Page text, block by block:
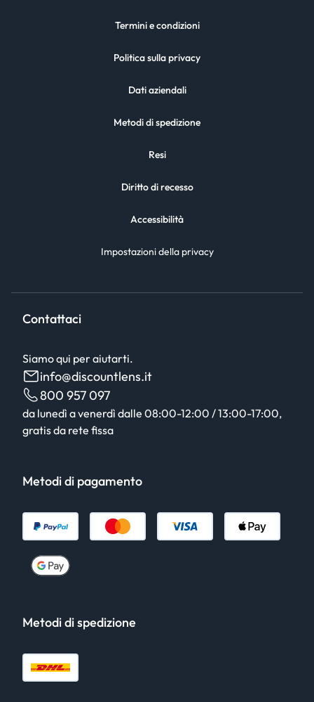
Termini e condizioni
Politica sulla privacy
Dati aziendali
Metodi di spedizione
Resi
Diritto di recesso
Accessibilità
Impostazioni della privacy
Contattaci
Siamo qui per aiutarti.
info@discountlens.it
800 957 097
da lunedì a venerdì dalle 08:00-12:00 / 13:00-17:00,
gratis da rete fissa
Metodi di pagamento
Metodi di spedizione